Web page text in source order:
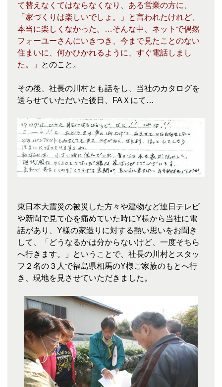
て替えなくてはならなくなり、ある営業の方に、
「家づくりは楽しいでしょ。」と言われたけれど、
本当に楽しくなかった。…そんな中、ネットで偶然
フォーユーさんにいきつき、今まで見たことのない
住まいに、何かひかれるように、すぐ電話しまし
た。」
とのこと。
その後、社長の川村とも話をし、当社のカタログを
送らせていただいた後日、FAＸにて…
東日本大震災の被災した方々や建物など連日テレビ
や新聞で見て心を痛めていた時にY様から当社に電
話があり、Y様の家造りに対する熱い思いをお聞き
して、「どうなるかは分からないけど、一度そちら
へ行きます。」ということで、社長の川村とスタッ
フ２名の３人で福島県相馬のY様ご家族のもとへ行
き、現地を見させていただきました。